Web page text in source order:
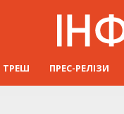
ТРЕШ ПРЕС-РЕЛІЗИ